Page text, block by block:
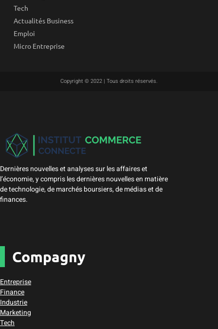
Tech
Actualités Business
Emploi
Micro Entreprise
Copyright © 2022 | Tous droits réservés.
Dernières nouvelles et analyses sur les affaires et
l’économie, y compris les dernières nouvelles en matière
de technologie, de marchés boursiers, de médias et de
finances.
Compagny
Entreprise
Finance
Industrie
Marketing
Tech